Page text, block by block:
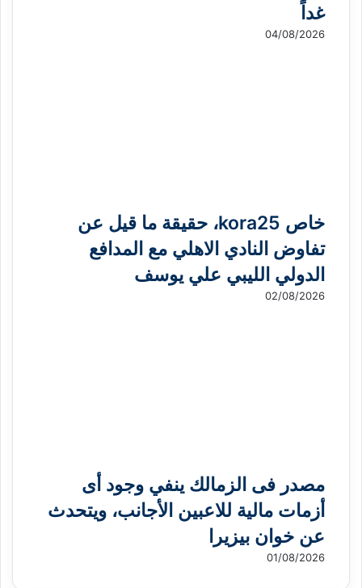
غداً
04/08/2026
خاص kora25، حقيقة ما قيل عن
تفاوض النادي الاهلي مع المدافع
الدولي الليبي علي يوسف
02/08/2026
مصدر فى الزمالك ينفي وجود أى
أزمات مالية للاعبين الأجانب، ويتحدث
عن خوان بيزيرا
01/08/2026